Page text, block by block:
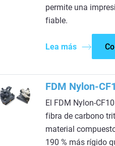
permite una
fiable.
Lea más
FDM Nylon-
El FDM Nylon-
fibra de carbono
material
190 % más rígido